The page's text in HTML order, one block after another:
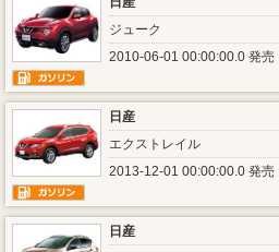
ジューク
2010-06-01 00:00:00.0 発売
日産
エクストレイル
2013-12-01 00:00:00.0 発売
日産